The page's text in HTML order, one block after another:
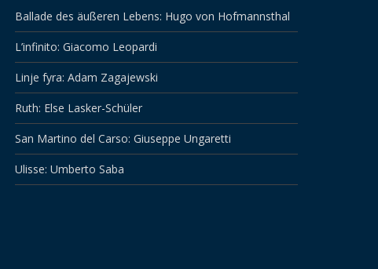
Ballade des äußeren Lebens: Hugo von Hofmannsthal
L’infinito: Giacomo Leopardi
Linje fyra: Adam Zagajewski
Ruth: Else Lasker-Schüler
San Martino del Carso: Giuseppe Ungaretti
Ulisse: Umberto Saba